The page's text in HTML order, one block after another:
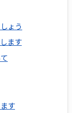
ょう
ます
す